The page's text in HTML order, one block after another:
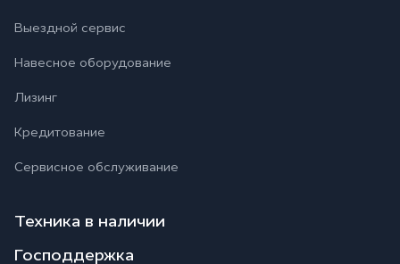
Техника в наличии
Господдержка
Выездной сервис
Навесное оборудование
Лизинг
Кредитование
Сервисное обслуживание